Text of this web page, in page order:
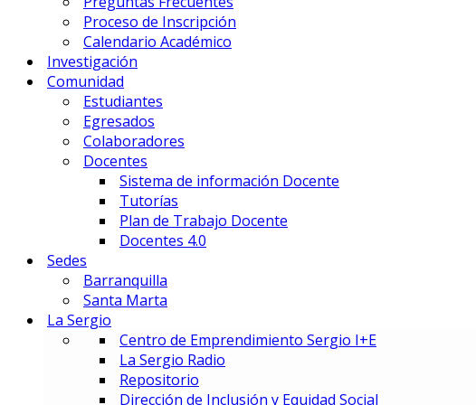
Innovación y Economía de Datos
Marketing Integral y Negocios Globales
Preuniversitario
Preparatorio en Teatro Musical
Postgrados
DOCTORADO:
DIN – Doctorado en Innovación y Negocios
MAESTRÍAS:
Proceso de Inscripción
Calendario Académico
Investigación
Comunidad
Estudiantes
Egresados
Colaboradores
Docentes
Sistema de información Docente
Tutorías
Plan de Trabajo Docente
Docentes 4.0
Sedes
Barranquilla
Santa Marta
La Sergio
Centro de Emprendimiento Sergio I+E
La Sergio Radio
Repositorio
Dirección de Inclusión y Equidad Social